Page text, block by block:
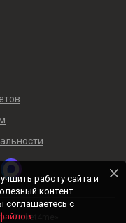
«Ticket4me»
работу сайта и
контент.
соглашаетесь с
.